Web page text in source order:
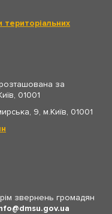
територіальних
за
01001
9, м.Київ, 01001
звернень громадян
dmsu.gov.ua